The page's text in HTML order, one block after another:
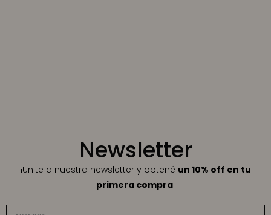
Newsletter
¡Unite a nuestra newsletter y obtené un 10% off en tu
primera compra!